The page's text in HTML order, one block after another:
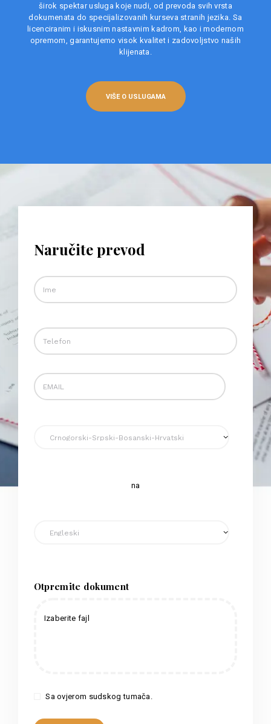
širok spektar usluga koje nudi, od prevoda svih vrsta
dokumenata do specijalizovanih kurseva stranih jezika. Sa
licenciranim i iskusnim nastavnim kadrom, kao i modernom
opremom, garantujemo visok kvalitet i zadovoljstvo naših
klijenata.
VIŠE O USLUGAMA
Naručite prevod
na
Otpremite dokument
Izaberite fajl
Sa ovjerom sudskog tumača.